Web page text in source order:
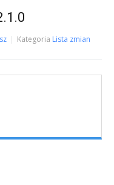
Kategoria Lista zmian